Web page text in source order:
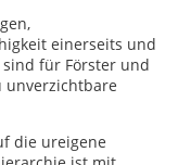
einerseits und
für Förster und
unverzichtbare
die ureigene